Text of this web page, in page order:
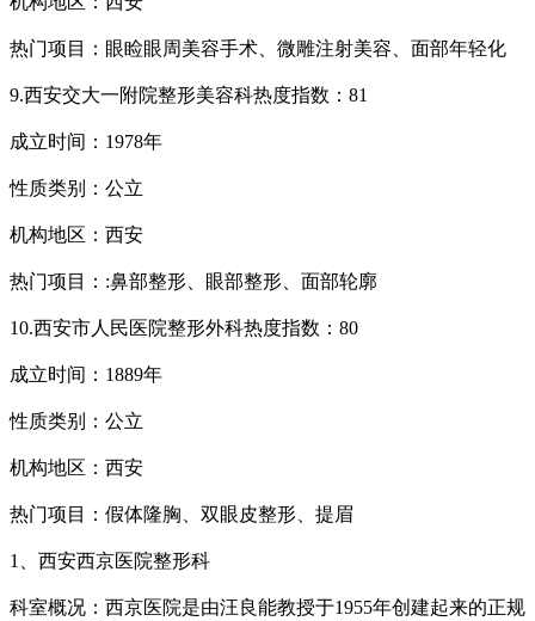
热门项目：眼睑眼周美容手术、微雕注射美容、面部年轻化
9.西安交大一附院整形美容科热度指数：81
成立时间：1978年
性质类别：公立
机构地区：西安
热门项目：:鼻部整形、眼部整形、面部轮廓
10.西安市人民医院整形外科热度指数：80
成立时间：1889年
性质类别：公立
机构地区：西安
热门项目：假体隆胸、双眼皮整形、提眉
1、西安西京医院整形科
科室概况：西京医院是由汪良能教授于1955年创建起来的正规